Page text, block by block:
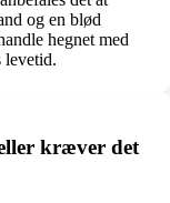
og en blød
hegnet med
levetid.
kræver det